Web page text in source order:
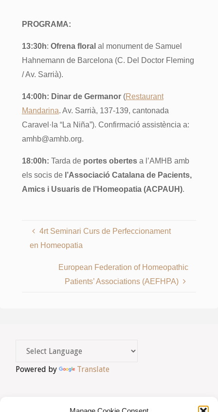
PROGRAMA:
13:30h: Ofrena floralal monument de Samuel
Hahnemann de Barcelona (C. Del Doctor Fleming
/ Av. Sarrià).
14:00h: Dinar de Germanor(Restaurant
Mandarina. Av. Sarrià, 137-139, cantonada
Caravel·la “La Niña”). Confirmació assistència a:
amhb@amhb.org.
18:00h: Tarda de portes obertesa l’AMHB amb
els socis de l’Associació Catalana de Pacients,
Amics i Usuaris de l’Homeopatia (ACPAUH).
4rt Seminari Curs de Perfeccionament
en Homeopatia
European Federation of Homeopathic
Patients’ Associations (AEFHPA)
Powered by Translate